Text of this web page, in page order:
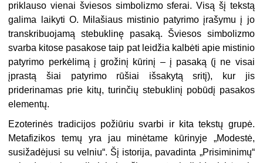
priklauso vienai šviesos simbolizmo sferai. Visą šį tekstą
galima laikyti O. Milašiaus mistinio patyrimo įrašymu į jo
transkribuojamą stebuklinę pasaką. Šviesos simbolizmo
svarba kitose pasakose taip pat leidžia kalbėti apie mistinio
patyrimo perkėlimą į grožinį kūrinį – į pasaką (į ne visai
įprastą šiai patyrimo rūšiai išsakytą sritį), kur jis
priderinamas prie kitų, turinčių stebuklinį pobūdį pasakos
elementų.
Ezoterinės tradicijos požiūriu svarbi ir kita tekstų grupė.
Metafizikos temų yra jau minėtame kūrinyje „Modestė,
susižadėjusi su velniu“. Šį istorija, pavadinta „Prisiminimų“